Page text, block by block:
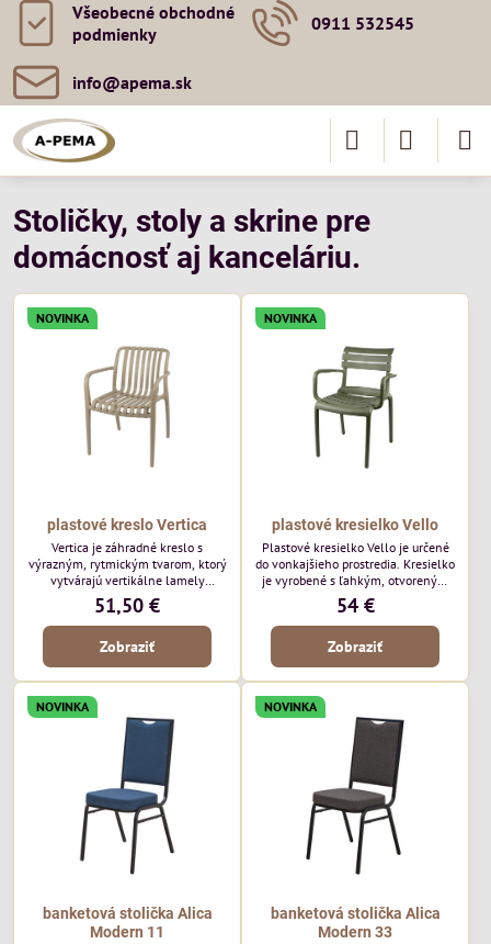
Všeobecné obchodné
podmienky
0911 532545
info​@apema​.sk
Stoličky, stoly a skrine pre
domácnosť aj kanceláriu.
NOVINKA
plastové kreslo Vertica
Vertica je záhradné kreslo s
výrazným, rytmickým tvarom, ktorý
vytvárajú vertikálne lamely
operadla a sedadla. Jej otvorený
dizajn jej dodáva ľahký, vzdušný
vzhľad a robí z nej perfektný
doplnok moderných vonkajších
pozornosť svojimi detailmi bez toho,
aby dominoval priestoru. Bude
vyzerať skvele vo vonkajších
jedálenských priestoroch, pri
bistrových stoloch a v...
51,50 €
Zobraziť
NOVINKA
plastové kresielko Vello
Plastové kresielko Vello je určené
do vonkajšieho prostredia. Kresielko
je vyrobené s ľahkým, otvoreným
tvarom a jemne kontúrovanými
líniami. Horizontálne lamely
operadla a jemne zaoblené
podrúčky dodávajú kresielku
ležérny, letný nádych. Tento model
bude vyzerať skvele vo vonkajších
jedálenských priestoroch, pri
reštauračných stoloch a v
bistrových priestoroch.
54 €
Zobraziť
NOVINKA
banketová stolička Alica
Modern 11
NOVINKA
banketová stolička Alica
Modern 33